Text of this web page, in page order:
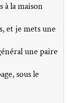
à la maison
et je mets une
une paire
sous le